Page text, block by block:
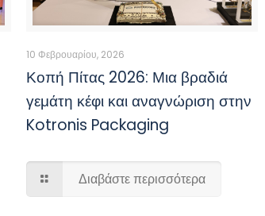
10 Φεβρουαρίου, 2026
Κοπή Πίτας 2026: Μια βραδιά
γεμάτη κέφι και αναγνώριση στην
Kotronis Packaging
Διαβάστε περισσότερα